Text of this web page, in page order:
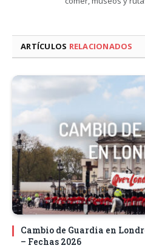
ARTÍCULOS RELACIONADOS
Cambio de Guardia en
– Fechas 2026